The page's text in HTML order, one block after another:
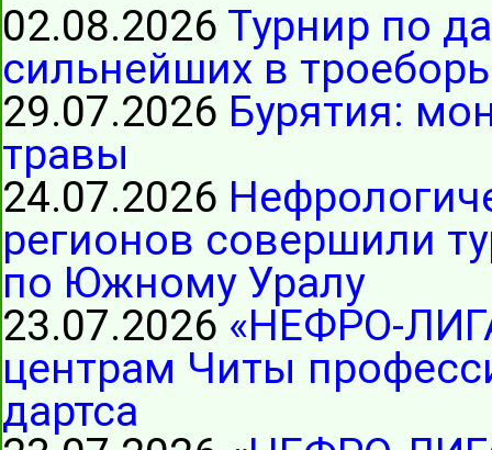
02.08.2026 Турнир по
сильнейших в
29.07.2026 Бурятия:
травы
24.07.2026
регионов совершили
по Южному Уралу
23.07.2026 «НЕФРО-
центрам Читы
дартса